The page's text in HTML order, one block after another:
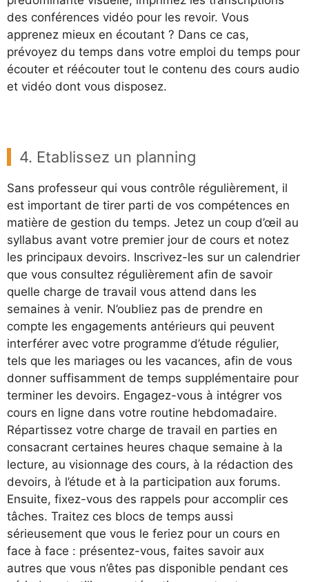
des conférences vidéo pour les revoir. Vous
apprenez mieux en écoutant ? Dans ce cas,
prévoyez du temps dans votre emploi du temps pour
écouter et réécouter tout le contenu des cours audio
et vidéo dont vous disposez.
4. Etablissez un planning
Sans professeur qui vous contrôle régulièrement, il
est important de tirer parti de vos compétences en
matière de gestion du temps. Jetez un coup d’œil au
syllabus avant votre premier jour de cours et notez
les principaux devoirs. Inscrivez-les sur un calendrier
que vous consultez régulièrement afin de savoir
quelle charge de travail vous attend dans les
semaines à venir. N’oubliez pas de prendre en
compte les engagements antérieurs qui peuvent
interférer avec votre programme d’étude régulier,
tels que les mariages ou les vacances, afin de vous
donner suffisamment de temps supplémentaire pour
terminer les devoirs. Engagez-vous à intégrer vos
cours en ligne dans votre routine hebdomadaire.
Répartissez votre charge de travail en parties en
consacrant certaines heures chaque semaine à la
lecture, au visionnage des cours, à la rédaction des
devoirs, à l’étude et à la participation aux forums.
Ensuite, fixez-vous des rappels pour accomplir ces
tâches. Traitez ces blocs de temps aussi
sérieusement que vous le feriez pour un cours en
face à face : présentez-vous, faites savoir aux
autres que vous n’êtes pas disponible pendant ces